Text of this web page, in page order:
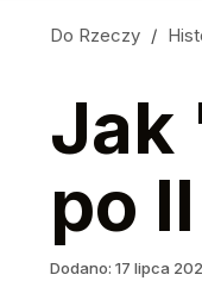
Do Rzeczy /
Jak
po
Dodano: 17 lipca